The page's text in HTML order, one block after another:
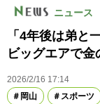
ニュース
「4年後は弟と
ビッグエアで金
2026/2/16 17:14
岡山
スポーツ